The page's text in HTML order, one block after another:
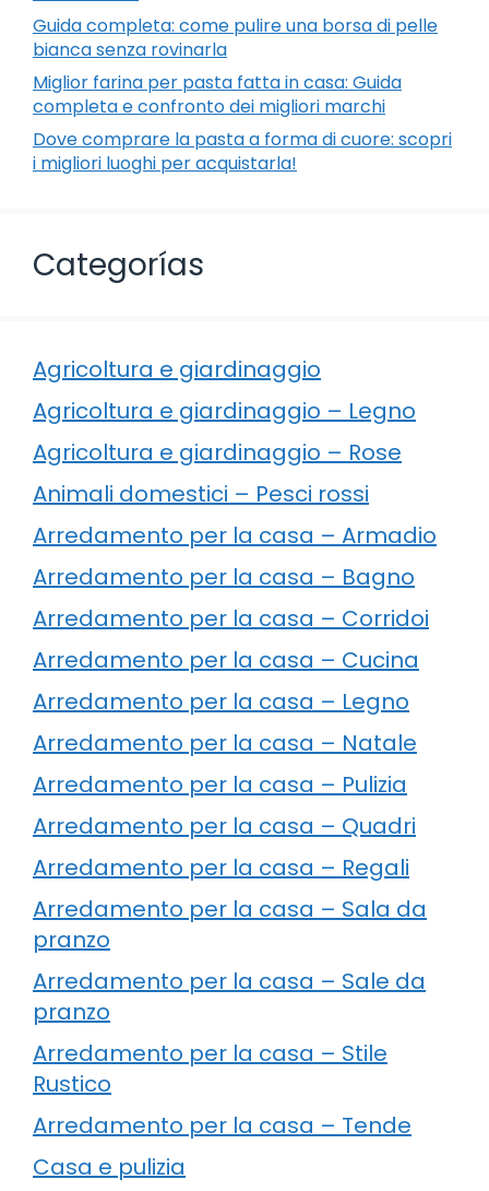
Guida completa: come pulire una borsa di pelle
bianca senza rovinarla
Miglior farina per pasta fatta in casa: Guida
completa e confronto dei migliori marchi
Dove comprare la pasta a forma di cuore: scopri
i migliori luoghi per acquistarla!
Categorías
Agricoltura e giardinaggio
Agricoltura e giardinaggio – Legno
Agricoltura e giardinaggio – Rose
Animali domestici – Pesci rossi
Arredamento per la casa – Armadio
Arredamento per la casa – Bagno
Arredamento per la casa – Corridoi
Arredamento per la casa – Cucina
Arredamento per la casa – Legno
Arredamento per la casa – Natale
Arredamento per la casa – Pulizia
Arredamento per la casa – Quadri
Arredamento per la casa – Regali
Arredamento per la casa – Sala da
pranzo
Arredamento per la casa – Sale da
pranzo
Arredamento per la casa – Stile
Rustico
Arredamento per la casa – Tende
Casa e pulizia